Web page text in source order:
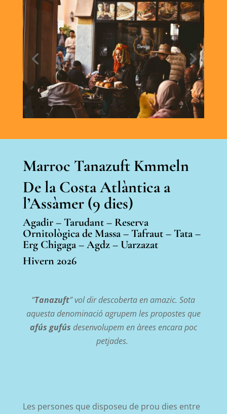
Marroc Tanazuft Kmmeln
De la Costa Atlàntica a
l’Assàmer (9 dies)
Agadir – Tarudant–Reserva
Ornitològicade Massa – Tafraut – Tata–
Erg Chigaga–Agdz– Uarzazat
Hivern 2026
“Tanazuft” vol dir descoberta en amazic. Sota
aquesta denominació agrupem les propostes que
afús gufús desenvolupem en àrees encara poc
petjades.
Les persones que disposeu de prou dies entre